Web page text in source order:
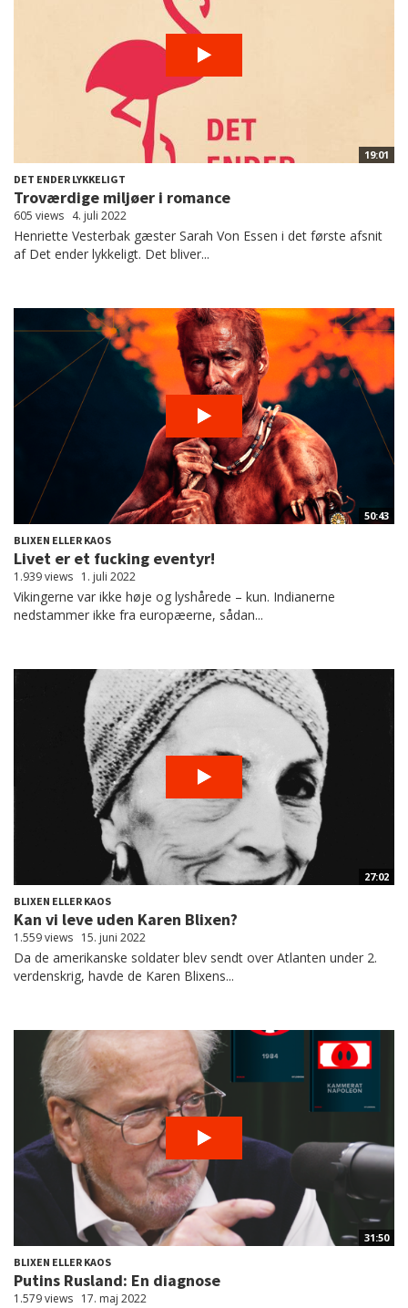
19:01
DET ENDER LYKKELIGT
Troværdige miljøer i romance
605 views 4. juli 2022
Henriette Vesterbak gæster Sarah Von Essen i det første afsnit
af Det ender lykkeligt. Det bliver...
50:43
BLIXEN ELLER KAOS
Livet er et fucking eventyr!
1.939 views 1. juli 2022
Vikingerne var ikke høje og lyshårede – kun. Indianerne
nedstammer ikke fra europæerne, sådan...
27:02
BLIXEN ELLER KAOS
Kan vi leve uden Karen Blixen?
1.559 views 15. juni 2022
Da de amerikanske soldater blev sendt over Atlanten under 2.
verdenskrig, havde de Karen Blixens...
31:50
BLIXEN ELLER KAOS
Putins Rusland: En diagnose
1.579 views 17. maj 2022